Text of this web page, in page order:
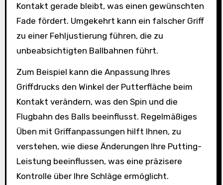
Kontakt gerade bleibt, was einen gewünschten
Fade fördert. Umgekehrt kann ein falscher Griff
zu einer Fehljustierung führen, die zu
unbeabsichtigten Ballbahnen führt.
Zum Beispiel kann die Anpassung Ihres
Griffdrucks den Winkel der Putterfläche beim
Kontakt verändern, was den Spin und die
Flugbahn des Balls beeinflusst. Regelmäßiges
Üben mit Griffanpassungen hilft Ihnen, zu
verstehen, wie diese Änderungen Ihre Putting-
Leistung beeinflussen, was eine präzisere
Kontrolle über Ihre Schläge ermöglicht.